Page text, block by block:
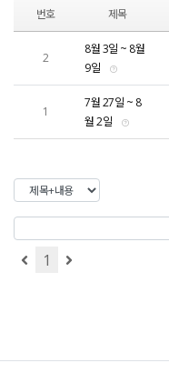
번호 제목
2
8월 3일 ~ 8월
9일
1
7월 27일 ~ 8
월 2일
1